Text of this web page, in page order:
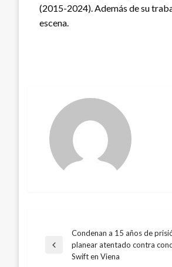
(2015-2024). Además de su
escena.
Navegación
Entrada
anterior
Condenan a 15 años de
planear atentado contra
Swift en Viena